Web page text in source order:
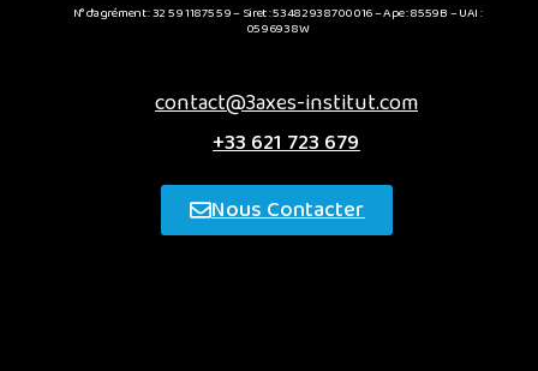
N° d’agrément : 32 59 11875 59 – Siret : 53482938700016 – Ape : 8559B – UAI :
0596938W
contact@3axes-institut.com
+33 621 723 679
Nous Contacter